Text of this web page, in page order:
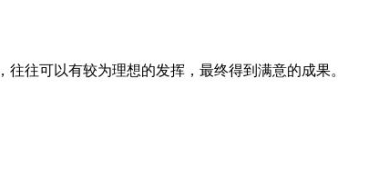
往可以有较为理想的发挥，最终得到满意的成果。